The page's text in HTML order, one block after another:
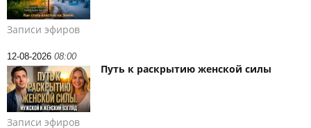
Записи эфиров
12-08-2026 08:00
Путь к раскрытию женской силы
Записи эфиров